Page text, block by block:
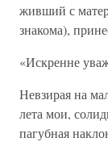
живший с
знакома),
«Искренне
Невзирая на
лета мои,
пагубная